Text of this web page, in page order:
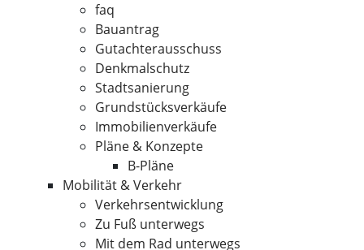
faq
Bauantrag
Gutachterausschuss
Denkmalschutz
Stadtsanierung
Grundstücksverkäufe
Immobilienverkäufe
Pläne & Konzepte
B-Pläne
Mobilität & Verkehr
Verkehrsentwicklung
Zu Fuß unterwegs
Mit dem Rad unterwegs